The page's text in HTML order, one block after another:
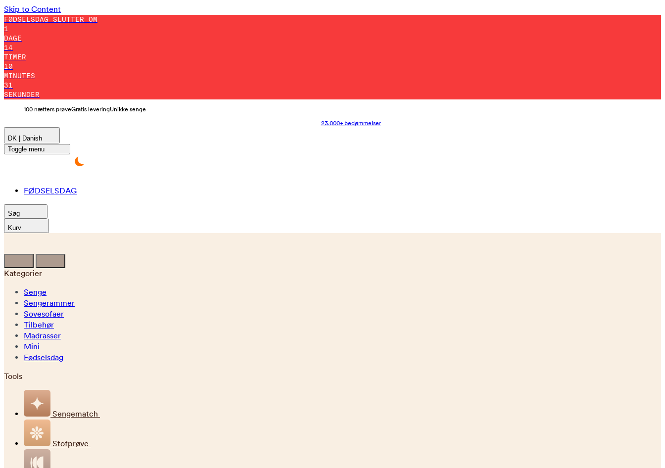
Skip to Content
FØDSELSDAG SLUTTER OM
1
DAGE
14
TIMER
10
MINUTES
30
SEKUNDER
100 nætters prøveGratis leveringUnikke senge
23.000+ bedømmelser
DK | Danish
Toggle menu
FØDSELSDAG
Søg
Kurv
Kategorier
Senge
Sengerammer
Sovesofaer
Tilbehør
Madrasser
Mini
Fødselsdag
Tools
Sengematch
Stofprøve